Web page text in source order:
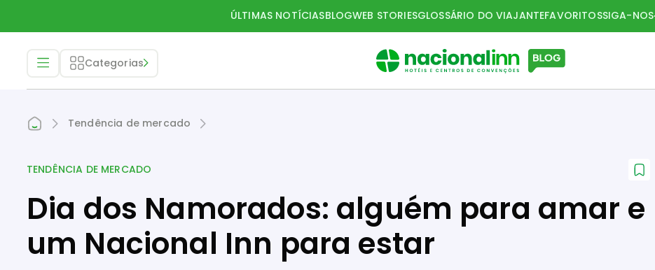
ÚLTIMAS NOTÍCIASBLOGWEB STORIESGLOSSÁRIO DO VIAJANTEFAVORITOSSIGA-NOS
Categorias
Tendência de mercado
TENDÊNCIA DE MERCADO
Dia dos Namorados: alguém para amar e
um Nacional Inn para estar